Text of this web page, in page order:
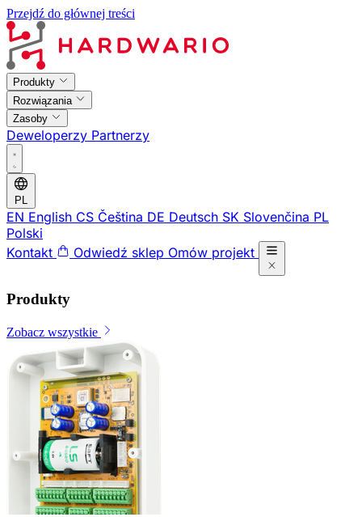
Przejdź do głównej treści
Produkty
Rozwiązania
Zasoby
Deweloperzy Partnerzy
PL
EN English CS Čeština DE Deutsch SK Slovenčina PL
Polski
Kontakt
Odwiedź sklep Omów projekt
Produkty
Zobacz wszystkie